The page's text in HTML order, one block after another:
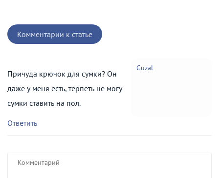
Комментарии к статье
Guzal
Причуда крючок для сумки? Он
даже у меня есть, терпеть не могу
сумки ставить на пол.
Ответить